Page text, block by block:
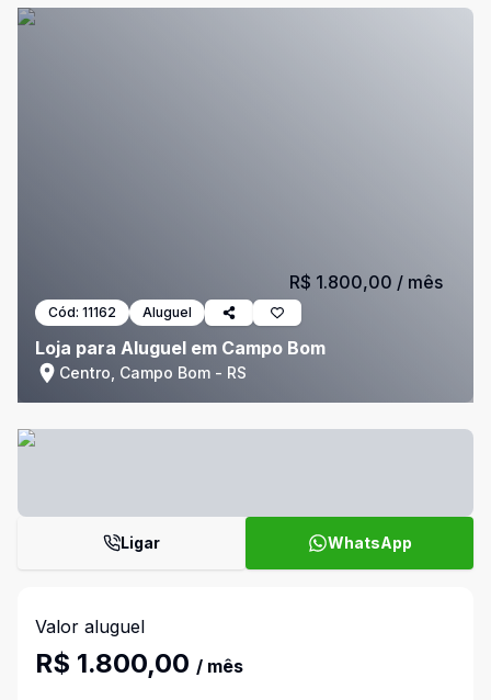
Cód: 11162 Aluguel
Loja para Aluguel em Campo Bom
Centro, Campo Bom - RS
R$ 1.800,00 / mês
Ligar WhatsApp
Valor aluguel
R$ 1.800,00 / mês